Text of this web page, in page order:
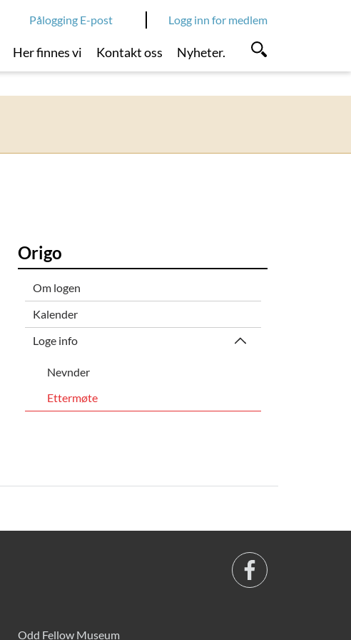
Logg inn for medlem
Pålogging E-post
Her finnes vi Kontakt oss Nyheter.
Origo
Om logen
Kalender
Loge info
Nevnder
Ettermøte
Odd Fellow Museum